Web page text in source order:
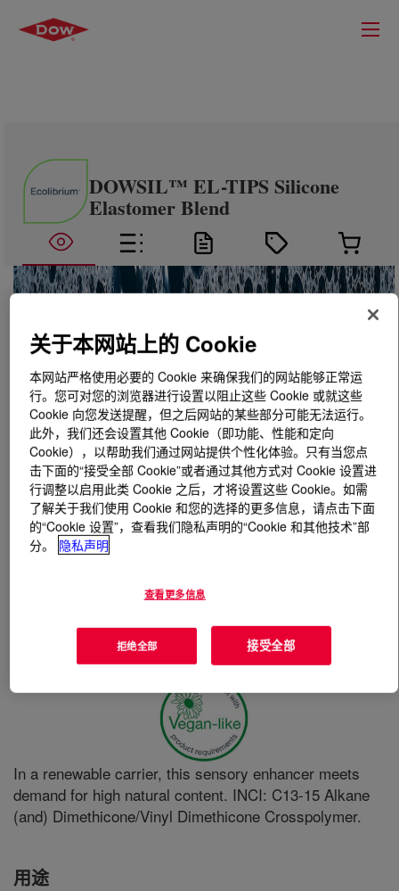
DOWSIL™ EL-TIPS Silicone
Elastomer Blend
什么是DOWSIL™ EL-TIPS Silicone Elastomer
Blend?
In a renewable carrier, this sensory enhancer meets
demand for high natural content. INCI: C13-15 Alkane
(and) Dimethicone/Vinyl Dimethicone Crosspolymer.
用途
关于本网站上的 Cookie
本网站严格使用必要的 Cookie 来确保我们的网站能够正常运
行。您可对您的浏览器进行设置以阻止这些 Cookie 或就这些
Cookie 向您发送提醒，但之后网站的某些部分可能无法运行。
此外，我们还会设置其他 Cookie（即功能、性能和定向
Cookie），以帮助我们通过网站提供个性化体验。只有当您点
击下面的“接受全部 Cookie”或者通过其他方式对 Cookie 设置进
行调整以启用此类 Cookie 之后，才将设置这些 Cookie。如需
了解关于我们使用 Cookie 和您的选择的更多信息，请点击下面
的“Cookie 设置”，查看我们隐私声明的“Cookie 和其他技术”部
分。
隐私声明
查看更多信息
拒绝全部 接受全部